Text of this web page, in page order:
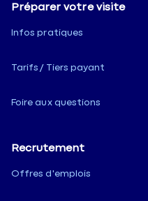
Préparer votre visite
Infos pratiques
Tarifs / Tiers payant
Foire aux questions
Recrutement
Offres d'emplois